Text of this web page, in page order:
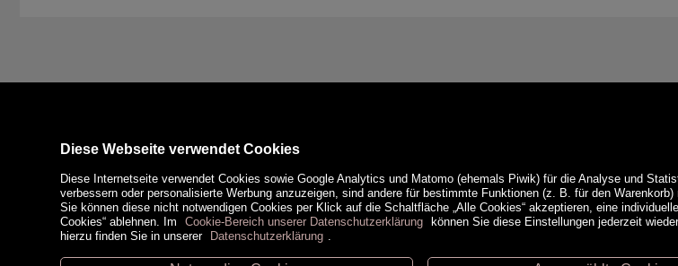
Diese Webseite verwendet Cookies
Diese Internetseite verwendet Cookies sowie Google Analytics und Matomo (ehemals Piwik) für die Analyse und
verbessern oder personalisierte Werbung anzuzeigen, sind andere für bestimmte Funktionen (z. B. für den
Sie können diese nicht notwendigen Cookies per Klick auf die Schaltfläche „Alle Cookies“ akzeptieren, eine
Cookies“ ablehnen. Im
Cookie-Bereich unserer Datenschutzerklärung
können Sie diese Einstellungen jederzeit
hierzu finden Sie in unserer
Datenschutzerklärung